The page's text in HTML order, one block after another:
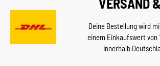
VERSAND
Deine Bestellung wird
einem Einkaufswert von
innerhalb